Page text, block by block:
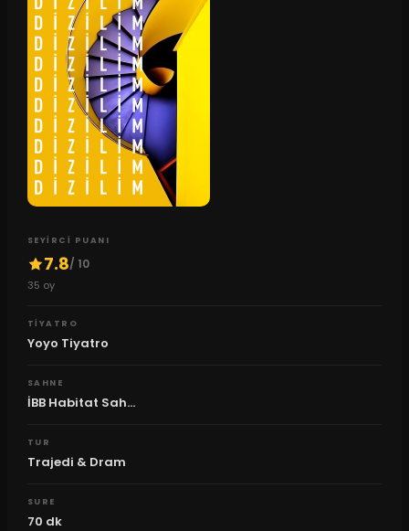
SEYIRCI PUANI
7.8/ 10
35 oy
TIYATRO
Yoyo Tiyatro
SAHNE
İBB Habitat Sah...
TUR
Trajedi & Dram
SURE
70 dk